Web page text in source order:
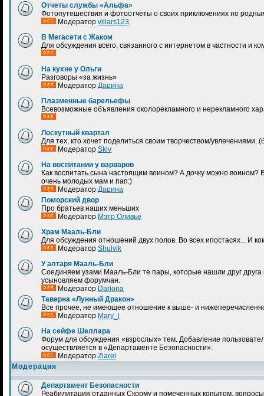
Отчеты службы «Альфа»
Фотопутешествия и фотоотчеты о своих приключениях по
Модератор villars123
В Мегасети с Жаком
Для обсуждения всего, связанного с интернетом в частности и
На кухне у Ольги
Разговоры «за жизнь»
Модератор Дарина
Плазменные барельефы
Всевозможные объявления околорекламного и нерекламного
Лоскутный квартал
Для тех, кто хочет поделиться своим творчеством/
Модератор Skiv
На воспитании у варваров
Как воспитать сына настоящим воином? А дочку можно
очень молодых мам и пап:)
Модератор Дарина
Поморский двор
Про братьев наших меньших
Модератор Мэтр Оливье
Храм Мааль-Бли
Для обсуждения отношений двух полов. Во всех ипостасях... И
Модератор Shulvik
У алтаря Мааль-Бли
Соединяем узами Мааль-Бли те пары, которые нашли друг друга
усыновляем форумчан.
Модератор Dariona
Таверна «Лунный Дракон»
Все прочее, не имеющее отношение к выше- и
Модератор Mary_l
На сейфе Шеллара
Форум для обсуждения «взрослых» тем. Добавление
осуществляется в «Департаменте Безопасности».
Модератор Ziarel
Модерация
Департамент Безопасности
Реабилитация отданных Скорму и помеченных копытом,